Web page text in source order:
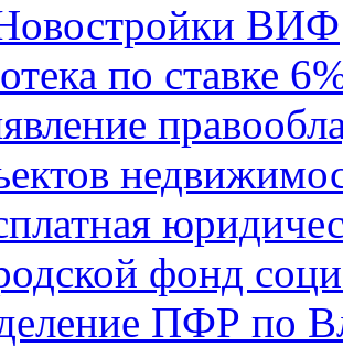
ВИФ
по ставке
фонд
ПФР по